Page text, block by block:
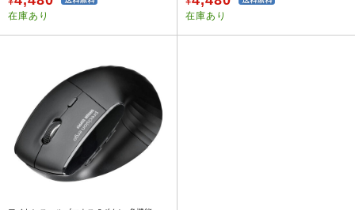
在庫あり 在庫あり